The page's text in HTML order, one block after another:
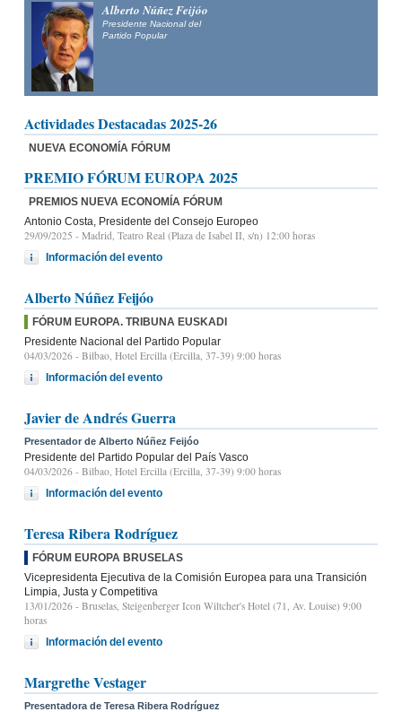
Alberto Núñez Feijóo
Presidente Nacional del
Partido Popular
Actividades Destacadas 2025-26
NUEVA ECONOMÍA FÓRUM
PREMIO FÓRUM EUROPA 2025
PREMIOS NUEVA ECONOMÍA FÓRUM
Antonio Costa, Presidente del Consejo Europeo
29/09/2025 - Madrid, Teatro Real (Plaza de Isabel II, s/n) 12:00 horas
Información del evento
Alberto Núñez Feijóo
FÓRUM EUROPA. TRIBUNA EUSKADI
Presidente Nacional del Partido Popular
04/03/2026 - Bilbao, Hotel Ercilla (Ercilla, 37-39) 9:00 horas
Información del evento
Javier de Andrés Guerra
Presentador de Alberto Núñez Feijóo
Presidente del Partido Popular del País Vasco
04/03/2026 - Bilbao, Hotel Ercilla (Ercilla, 37-39) 9:00 horas
Información del evento
Teresa Ribera Rodríguez
FÓRUM EUROPA BRUSELAS
Vicepresidenta Ejecutiva de la Comisión Europea para una Transición
Limpia, Justa y Competitiva
13/01/2026 - Bruselas, Steigenberger Icon Wiltcher's Hotel (71, Av. Louise) 9:00
horas
Información del evento
Margrethe Vestager
Presentadora de Teresa Ribera Rodríguez